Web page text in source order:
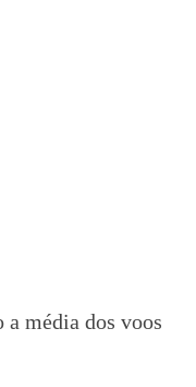
média dos voos